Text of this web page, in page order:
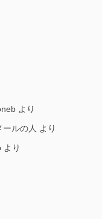
より
ールの人 より
より